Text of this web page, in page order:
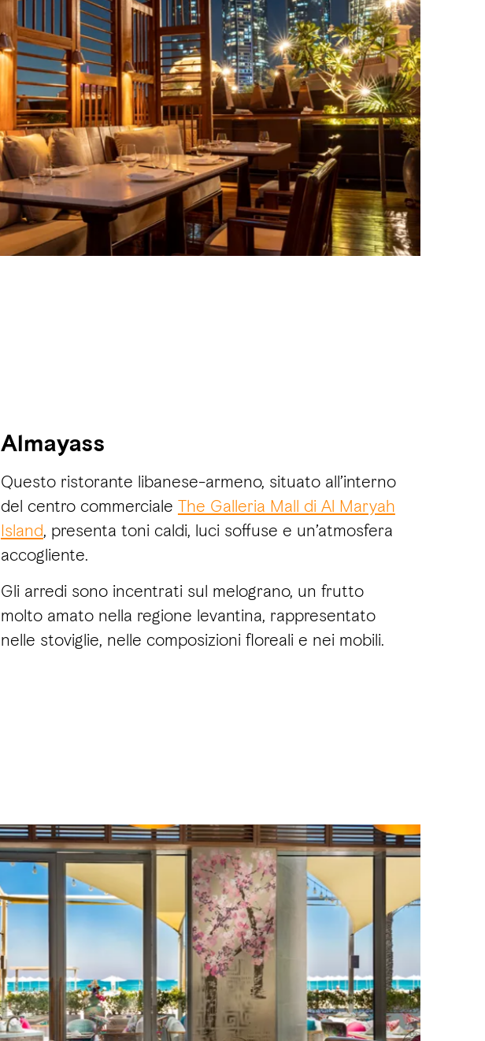
Almayass
Questo ristorante libanese-armeno, situato all’interno
del centro commerciale The Galleria Mall di Al Maryah
Island, presenta toni caldi, luci soffuse e un’atmosfera
accogliente.
Gli arredi sono incentrati sul melograno, un frutto
molto amato nella regione levantina, rappresentato
nelle stoviglie, nelle composizioni floreali e nei mobili.